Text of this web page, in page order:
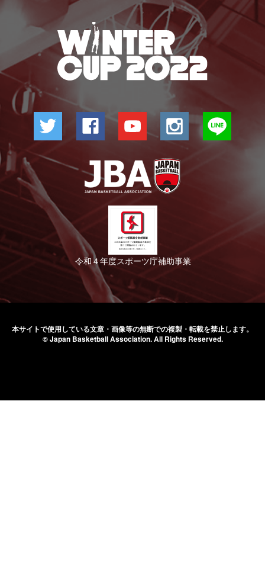
令和４年度スポーツ庁補助事業
本サイトで使用している文章・画像等の無断での複製・転載を禁止します。
© Japan Basketball Association.All Rights Reserved.